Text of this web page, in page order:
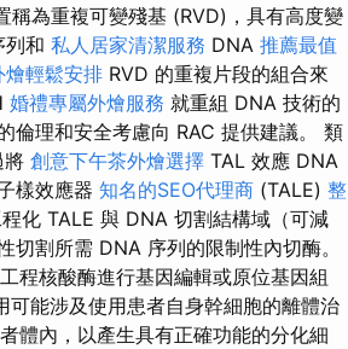
稱為重複可變殘基 (RVD)，具有高度變
列和 私人居家清潔服務 DNA 推薦最值
燴輕鬆安排 RVD 的重複片段的組合來
婚禮專屬外燴服務 就重組 DNA 技術的
倫理和安全考慮向 RAC 提供建議。 類
將 創意下午茶外燴選擇 TAL 效應 DNA
樣效應器 知名的SEO代理商 (TALE) 整
化 TALE 與 DNA 切割結構域（可減
切割所需 DNA 序列的限制性內切酶。
程核酸酶進行基因編輯或原位基因組
可能涉及使用患者自身幹細胞的離體治
體內，以產生具有正確功能的分化細